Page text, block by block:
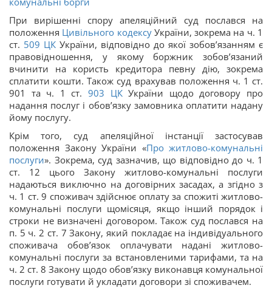
При вирішенні спору апеляційний суд послався на
положення Цивільного кодексуУкраїни, зокрема на ч. 1
ст. 509 ЦК України, відповідно до якої зобов’язанням є
правовідношення, у якому боржник зобов’язаний
вчинити на користь кредитора певну дію, зокрема
сплатити кошти. Також суд врахував положення ч. 1 ст.
901 та ч. 1 ст. 903 ЦКУкраїни щодо договору про
надання послуг і обов’язку замовника оплатити надану
йому послугу.
Крім того, суд апеляційної інстанції застосував
положення Закону України «Про житлово-комунальні
послуги». Зокрема, суд зазначив, що відповідно до ч. 1
ст. 12 цього Закону житлово-комунальні послуги
надаються виключно на договірних засадах, а згідно з
ч. 1 ст. 9 споживач здійснює оплату за спожиті житлово-
комунальні послуги щомісяця, якщо інший порядок і
строки не визначені договором. Також суд послався на
п. 5 ч. 2 ст. 7 Закону, який покладає на індивідуального
споживача обов’язок оплачувати надані житлово-
комунальні послуги за встановленими тарифами, та на
ч. 2 ст. 8 Закону щодо обов’язку виконавця комунальної
послуги готувати й укладати договори зі споживачем.